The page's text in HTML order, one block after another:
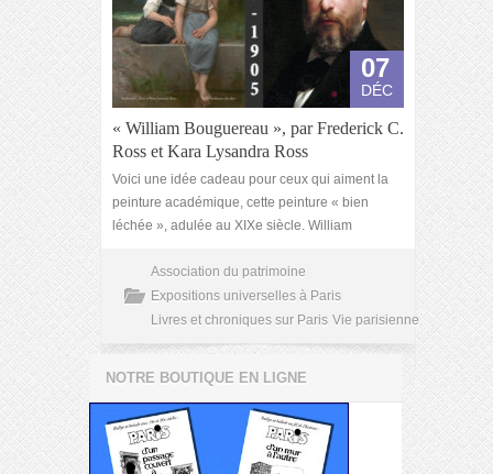
07
DÉC
« William Bouguereau », par Frederick C.
Ross et Kara Lysandra Ross
Voici une idée cadeau pour ceux qui aiment la
peinture académique, cette peinture « bien
léchée », adulée au XIXe siècle. William
Association du patrimoine
Expositions universelles à Paris
Livres et chroniques sur Paris Vie parisienne
NOTRE BOUTIQUE EN LIGNE